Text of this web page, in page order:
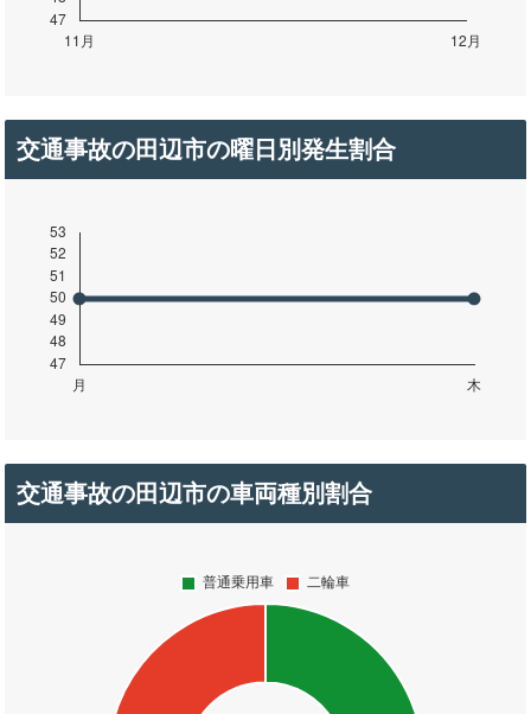
交通事故の田辺市の曜日別発生割合
交通事故の田辺市の車両種別割合